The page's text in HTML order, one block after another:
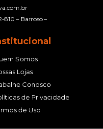
810 – Barroso –
Somos
Lojas
Conosco
de Privacidade
de Uso